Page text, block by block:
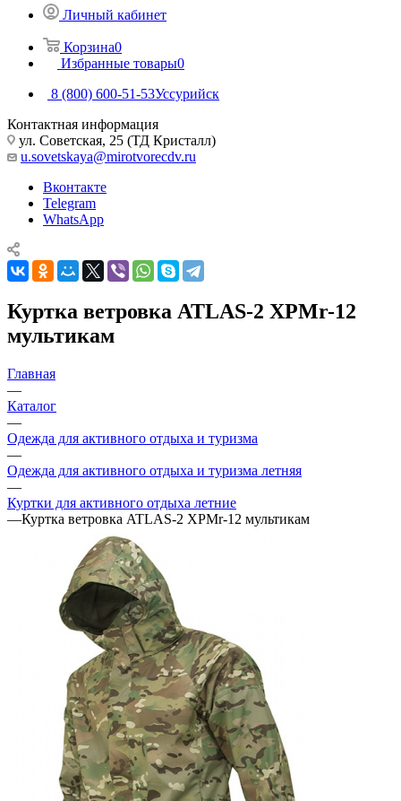
Личный кабинет
Корзина0
Избранные товары0
8 (800) 600-51-53Уссурийск
Контактная информация
ул. Советская, 25 (ТД Кристалл)
u.sovetskaya@mirotvorecdv.ru
Вконтакте
Telegram
WhatsApp
Куртка ветровка ATLAS-2 XPMr-12
мультикам
Главная
—
Каталог
—
Одежда для активного отдыха и туризма
—
Одежда для активного отдыха и туризма летняя
—
Куртки для активного отдыха летние
—Куртка ветровка ATLAS-2 XPMr-12 мультикам